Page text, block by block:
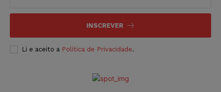
INSCREVER
Li e aceito a Política de Privacidade.